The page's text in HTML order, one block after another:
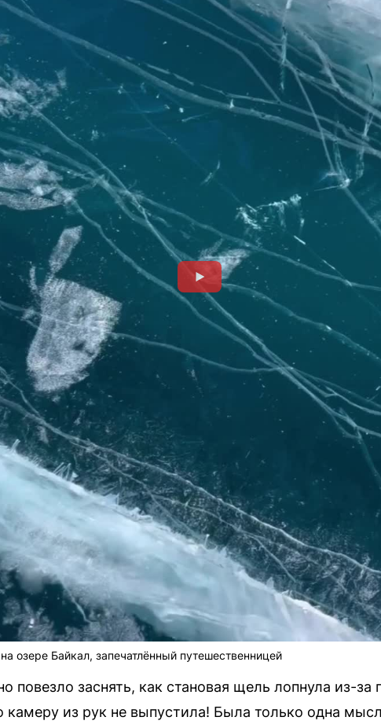
озере Байкал, запечатлённый путешественницей
повезло заснять, как становая щель лопнула из-
камеру из рук не выпустила! Была только одна